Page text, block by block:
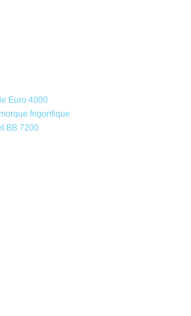
Euro 4000
frigorifique
BB 7200